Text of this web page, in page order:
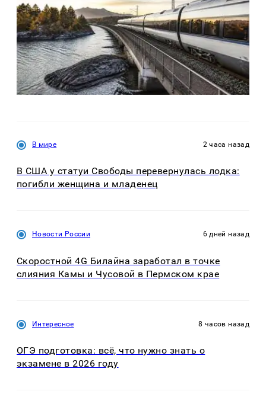
В мире 2 часа назад
В США у статуи Свободы перевернулась лодка:
погибли женщина и младенец
Новости России 6 дней назад
Скоростной 4G Билайна заработал в точке
слияния Камы и Чусовой в Пермском крае
Интересное 8 часов назад
ОГЭ подготовка: всё, что нужно знать о
экзамене в 2026 году